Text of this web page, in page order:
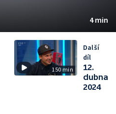
4 min
150 min
Další
díl
12.
dubna
2024